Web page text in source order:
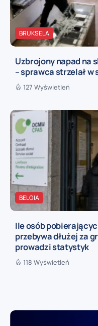
BRUKSELA
Uzbrojony napad na
– sprawca strzelał
127 Wyświetleń
BELGIA
Ile osób
przebywa dłużej za
prowadzi statystyk
118 Wyświetleń